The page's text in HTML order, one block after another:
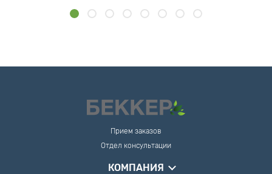
Прием заказов
Отдел консультации
КОМПАНИЯ